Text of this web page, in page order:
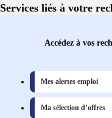
Services liés à votre
Accédez à vos
Mes alertes emploi
Ma sélection d’offres